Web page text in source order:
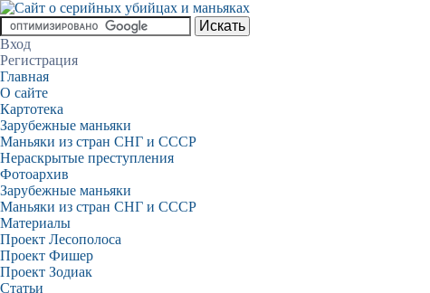
Вход
Регистрация
Главная
О сайте
Картотека
Зарубежные маньяки
Маньяки из стран СНГ и СССР
Нераскрытые преступления
Фотоархив
Зарубежные маньяки
Маньяки из стран СНГ и СССР
Материалы
Проект Лесополоса
Проект Фишер
Проект Зодиак
Статьи